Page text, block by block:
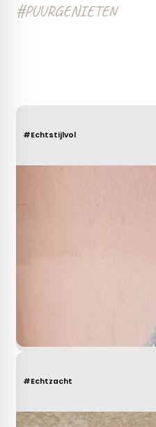
#PUURGENIETEN
#Echtstijlvol
#Echtzacht